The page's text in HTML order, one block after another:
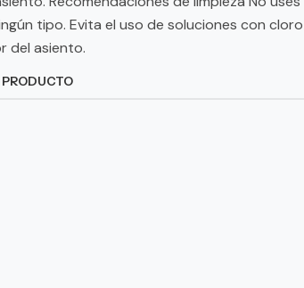
tipo. Evita el uso de soluciones con
del asiento.